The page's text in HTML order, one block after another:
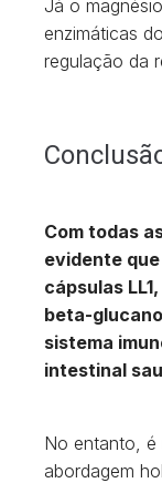
Já o
enzimáticas
regulação da
Com todas
evidente
cápsulas
beta-
sistema
intestinal
No entanto, é
abordagem